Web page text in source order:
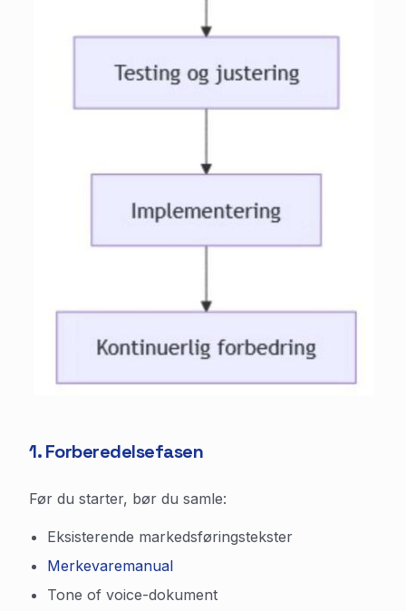
1. Forberedelsefasen
Før du starter, bør du samle:
Eksisterende markedsføringstekster
Merkevaremanual
Tone of voice-dokument